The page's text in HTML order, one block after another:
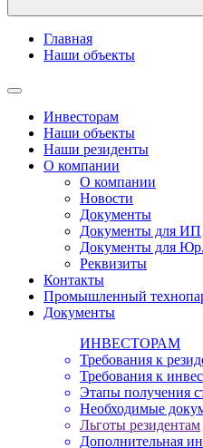
Главная
Наши объекты
Инвесторам
Наши объекты
Наши резиденты
О компании
О компании
Новости
Документы
Документы для ИП
Документы для
Реквизиты
Контакты
Промышленный
Документы
ИНВЕСТОРАМ
Требования к
Требования к
Этапы получения
Необходимые
Льготы резидентам
Дополнительная